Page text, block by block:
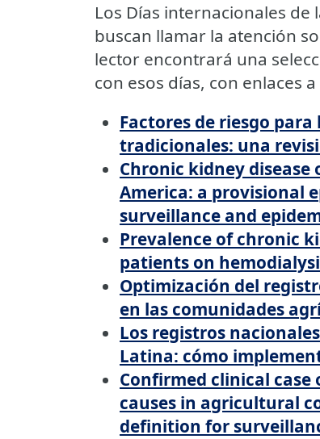
Los Días internacionales
buscan llamar la atención
lector encontrará una
con esos días, con enlaces
Factores de riesgo
tradicionales: una
Chronic kidney
America: a provisional
surveillance and
Prevalence of chronic
patients on
Optimización del
en las comunidades
Los registros
Latina: cómo
Confirmed clinical
causes in agricultural
definition for